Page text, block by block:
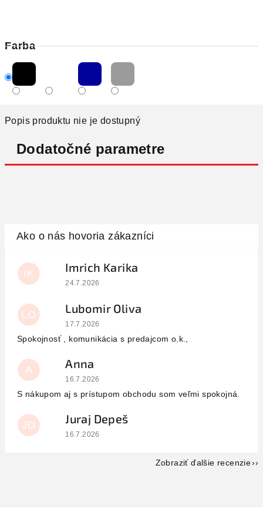
Farba
Popis produktu nie je dostupný
Dodatočné parametre
IK Imrich Karika
Hodnotenie obchodu je 5 z 5 hviezdičiek.
24.7.2026
LO Lubomir Oliva
Hodnotenie obchodu je 5 z 5 hviezdičiek.
17.7.2026
Spokojnosť , komunikácia s predajcom o.k.,
A Anna
Hodnotenie obchodu je 5 z 5 hviezdičiek.
16.7.2026
S nákupom aj s prístupom obchodu som veľmi spokojná.
JD Juraj Depeš
Hodnotenie obchodu je 5 z 5 hviezdičiek.
16.7.2026
Zobraziť ďalšie recenzie